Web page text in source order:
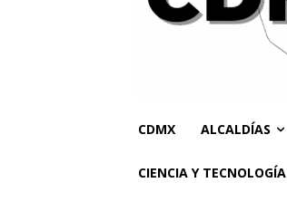
CDMX ALCALDÍAS
CIENCIA Y TECNOLOGÍA